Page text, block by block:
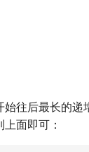
始往后最长的递
面即可：